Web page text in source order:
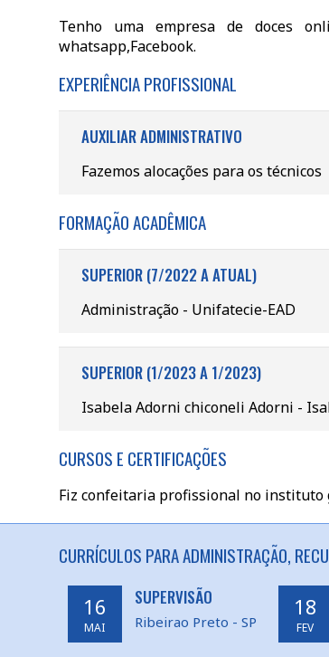
Tenho uma empresa de doces
whatsapp,Facebook.
EXPERIÊNCIA PROFISSIONAL
AUXILIAR ADMINISTRATIVO
Fazemos alocações para os técnicos
FORMAÇÃO ACADÊMICA
SUPERIOR (7/2022 A ATUAL)
Administração - Unifatecie-EAD
SUPERIOR (1/2023 A 1/2023)
Isabela Adorni chiconeli Adorni -
CURSOS E CERTIFICAÇÕES
Fiz confeitaria profissional no instituto
CURRÍCULOS PARA ADMINISTRAÇÃO,
16
MAI
SUPERVISÃO
Ribeirao Preto - SP
18
FEV